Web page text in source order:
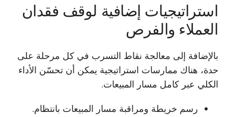
استراتيجيات إضافية لوقف فقدان
العملاء والفرص
بالإضافة إلى معالجة نقاط التسرب في كل مرحلة على
حدة، هناك ممارسات استراتيجية يمكن أن تحسّن الأداء
الكلي عبر كامل مسار المبيعات.
رسم خريطة ومراقبة مسار المبيعات بانتظام.